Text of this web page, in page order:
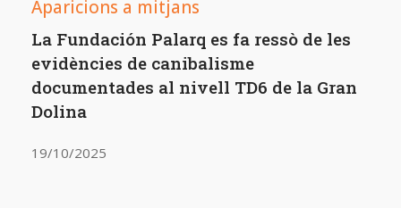
Aparicions a mitjans
La Fundación Palarq es fa ressò de les
evidències de canibalisme
documentades al nivell TD6 de la Gran
Dolina
19/10/2025